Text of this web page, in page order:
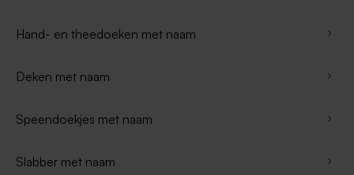
Hand- en theedoeken met naam
Deken met naam
Speendoekjes met naam
Slabber met naam